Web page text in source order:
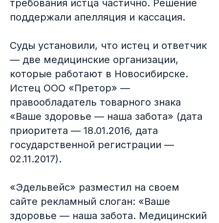
требования истца частично. Решение
поддержали апелляция и кассация.
Суды установили, что истец и ответчик
— две медицинские организации,
которые работают в Новосибирске.
Истец ООО «Претор» —
правообладатель товарного знака
«Ваше здоровье — наша забота» (дата
приоритета — 18.01.2016, дата
государственной регистрации —
02.11.2017).
«Эдельвейс» разместил на своем
сайте рекламный слоган: «Ваше
здоровье — наша забота. Медицинский
Подробнее